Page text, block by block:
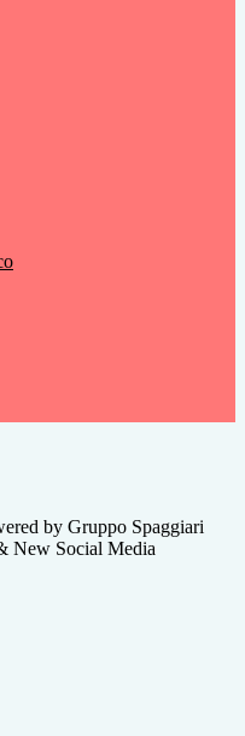
by Gruppo Spaggiari
New Social Media